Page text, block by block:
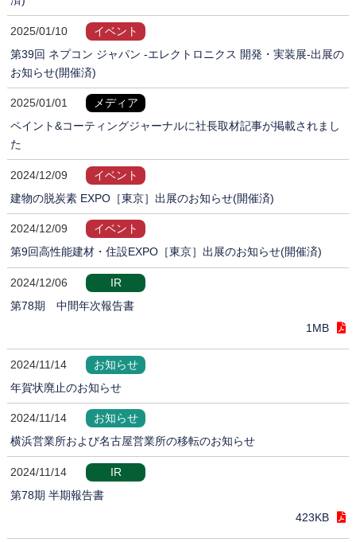
2025/01/10
イベント
第39回 ネプコン ジャパン -エレクトロニクス 開発・実装展-出展の
お知らせ(開催済)
2025/01/01
メディア
ペイント&コーティングジャーナルに社長取材記事が掲載されまし
た
2024/12/09
イベント
建物の脱炭素 EXPO［東京］出展のお知らせ(開催済)
2024/12/09
イベント
第9回高性能建材・住設EXPO［東京］出展のお知らせ(開催済)
2024/12/06
IR
第78期 中間年次報告書
1MB
2024/11/14
お知らせ
年賀状廃止のお知らせ
2024/11/14
お知らせ
横浜営業所および名古屋営業所の移転のお知らせ
2024/11/14
IR
第78期 半期報告書
423KB